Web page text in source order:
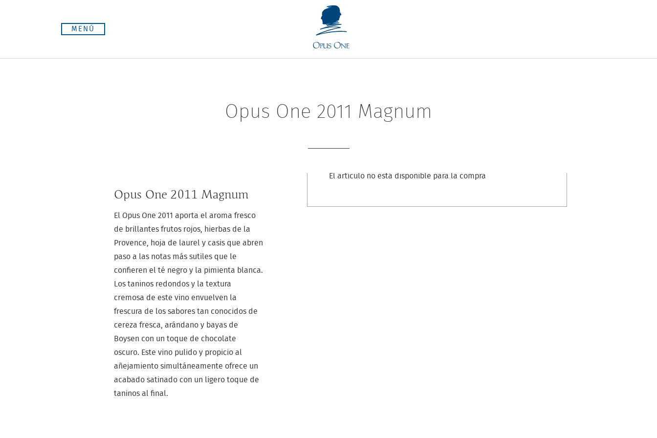
MENÚ
Opus One 2011 Magnum
Opus One 2011 Magnum
El Opus One 2011 aporta el aroma fresco
de brillantes frutos rojos, hierbas de la
Provence, hoja de laurel y casis que abren
paso a las notas más sutiles que le
confieren el té negro y la pimienta blanca.
Los taninos redondos y la textura
cremosa de este vino envuelven la
frescura de los sabores tan conocidos de
cereza fresca, arándano y bayas de
Boysen con un toque de chocolate
oscuro. Este vino pulido y propicio al
añejamiento simultáneamente ofrece un
acabado satinado con un ligero toque de
taninos al final.
El artículo no está disponible para la compra